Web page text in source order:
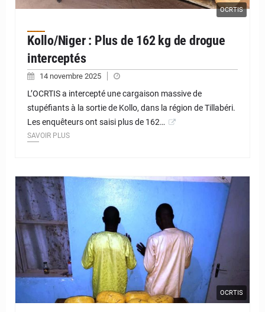
OCRTIS
Kollo/Niger : Plus de 162 kg de drogue
interceptés
14 novembre 2025
L’OCRTIS a intercepté une cargaison massive de
stupéfiants à la sortie de Kollo, dans la région de Tillabéri.
Les enquêteurs ont saisi plus de 162…
SAVOIR PLUS
OCRTIS